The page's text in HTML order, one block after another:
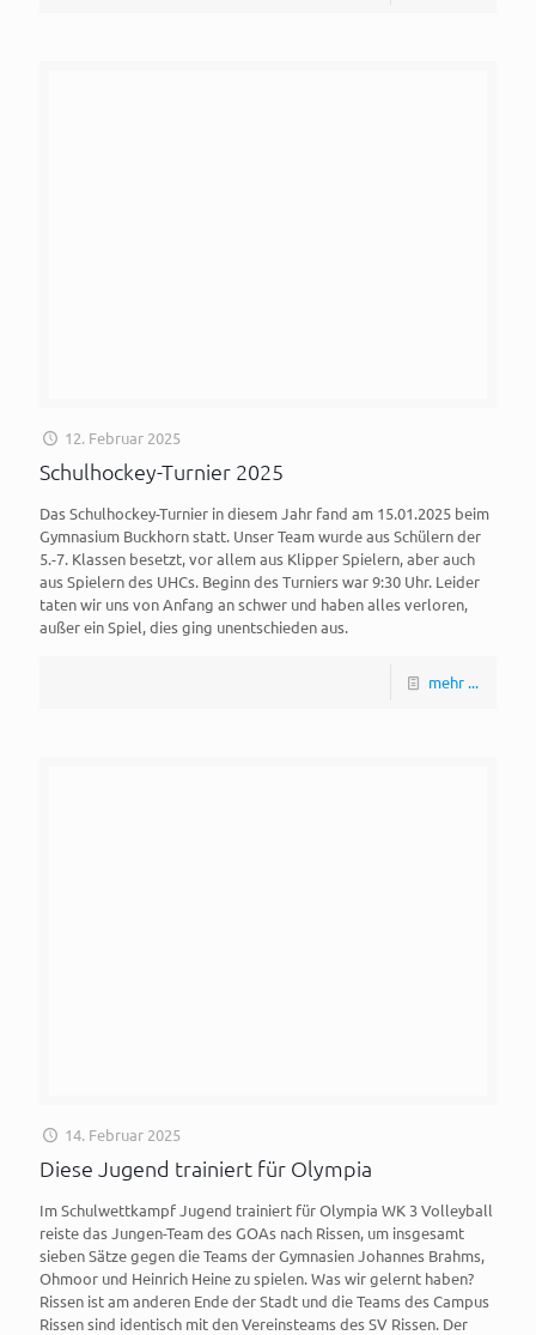
12. Februar 2025
Schulhockey-Turnier 2025
Das Schulhockey-Turnier in diesem Jahr fand am 15.01.2025 beim
Gymnasium Buckhorn statt. Unser Team wurde aus Schülern der
5.-7. Klassen besetzt, vor allem aus Klipper Spielern, aber auch
aus Spielern des UHCs. Beginn des Turniers war 9:30 Uhr. Leider
taten wir uns von Anfang an schwer und haben alles verloren,
außer ein Spiel, dies ging unentschieden aus.
mehr ...
14. Februar 2025
Diese Jugend trainiert für Olympia
Im Schulwettkampf Jugend trainiert für Olympia WK 3 Volleyball
reiste das Jungen-Team des GOAs nach Rissen, um insgesamt
sieben Sätze gegen die Teams der Gymnasien Johannes Brahms,
Ohmoor und Heinrich Heine zu spielen. Was wir gelernt haben?
Rissen ist am anderen Ende der Stadt und die Teams des Campus
Rissen sind identisch mit den Vereinsteams des SV Rissen. Der